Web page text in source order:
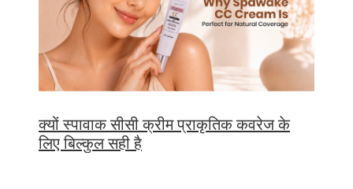
क्यों स्पावाक सीसी क्रीम प्राकृतिक कवरेज के
लिए बिल्कुल सही है